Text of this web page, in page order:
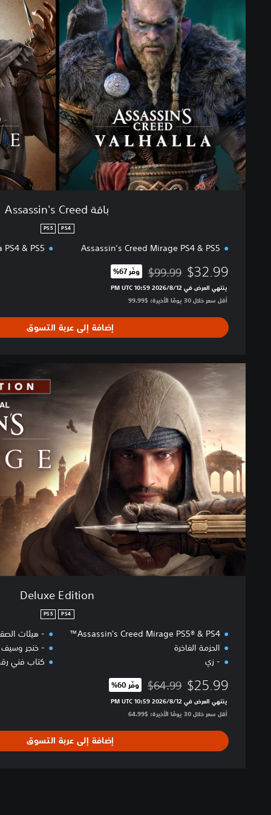
s
s
a
s
s
i
n
'
s
C
r
e
باقة Assassin's Creed
PS4
PS5
Assassin’s Creed Mirage PS4 & PS5
& PS5
$32.99 مخصوم من السعر الأصلي البالغ $99.99‏
$99.99 وفّر 67%‏
ينتهي العرض في 12‏/8‏/2026 10:59 PM UTC‏
أقل سعر خلال 30 يومًا الأخيرة: $99.99‏
إضافة إلى عربة التسوق
u
d
i
i
o
n
Deluxe Edition
PS4
PS5
Assassin's Creed Mirage PS5® & PS4™
الحزمة الفاخرة
- زي
- هيئات
- خنجر وسيف
كتاب فني
$25.99 مخصوم من السعر الأصلي البالغ $64.99‏
$64.99 وفّر 60%‏
ينتهي العرض في 12‏/8‏/2026 10:59 PM UTC‏
أقل سعر خلال 30 يومًا الأخيرة: $64.99‏
إضافة إلى عربة التسوق